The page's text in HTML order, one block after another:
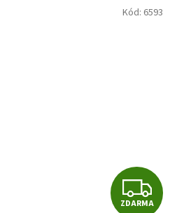
Z
ZDARMA
Kód: 6593